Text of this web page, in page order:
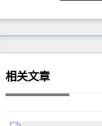
相关文章